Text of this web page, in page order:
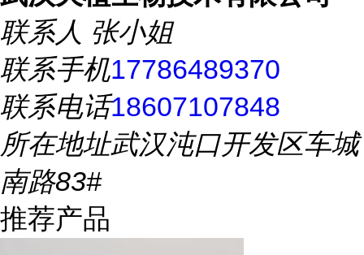
联系人 张小姐
联系手机17786489370
联系电话18607107848
所在地址武汉沌口开发区车城
南路83#
推荐产品